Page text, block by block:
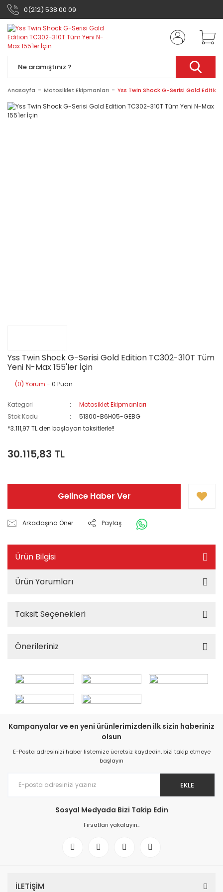
0(212) 538 00 09
Anasayfa Motosiklet Ekipmanları Yss Twin Shock G-Serisi Gold
Yss Twin Shock G-Serisi Gold Edition TC302-310T Tüm
Yeni N-Max 155'ler İçin
(0) Yorum - 0 Puan
Kategori
Motosiklet Ekipmanları
Stok Kodu
51300-B6H05-GEBG
*3.111,97 TL den başlayan taksitlerle!!
30.115,83 TL
Gelince Haber Ver
Arkadaşına Öner Paylaş
Ürün Bilgisi
Ürün Yorumları
Taksit Seçenekleri
Önerileriniz
Kampanyalar ve en yeni ürünlerimizden ilk sizin haberiniz
olsun
E-Posta adresinizi haber listemize ücretsiz kaydedin, bizi takip etmeye
başlayın
EKLE
Sosyal Medyada Bizi Takip Edin
Fırsatları yakalayın..
İLETİŞİM